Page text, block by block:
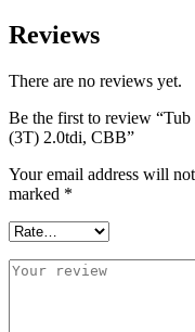
Reviews
There are no reviews yet.
Be the first to review
(3T) 2.0tdi, CBB”
Your email address will
marked *